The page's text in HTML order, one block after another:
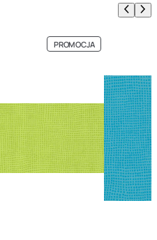
PROMOCJAPRODUKT
W